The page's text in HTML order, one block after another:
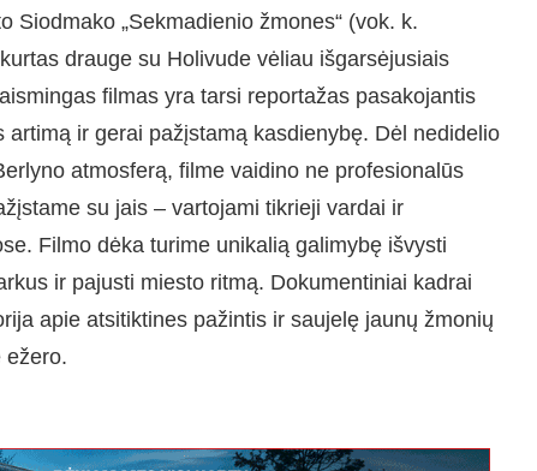
„Sekmadienio žmones“ (vok. k.
drauge su Holivude vėliau išgarsėjusiais
filmas yra tarsi reportažas pasakojantis
ir gerai pažįstamą kasdienybę. Dėl nedidelio
atmosferą, filme vaidino ne profesionalūs
su jais – vartojami tikrieji vardai ir
Filmo dėka turime unikalią galimybę išvysti
ir pajusti miesto ritmą. Dokumentiniai kadrai
apie atsitiktines pažintis ir saujelę jaunų žmonių
ežero.